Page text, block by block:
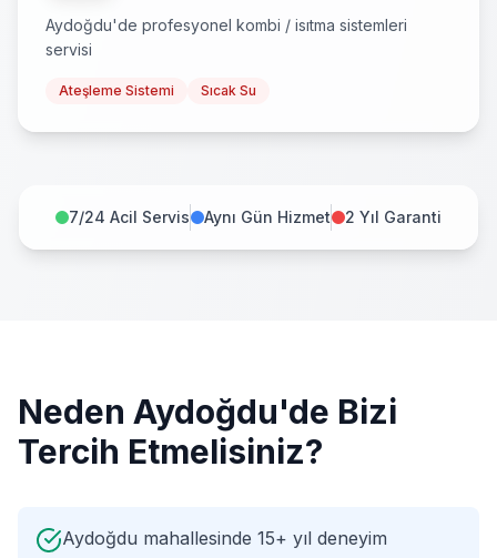
Aydoğdu'de profesyonel kombi / isıtma sistemleri
servisi
Ateşleme Sistemi Sıcak Su
7/24 Acil Servis Aynı Gün Hizmet 2 Yıl Garanti
Neden Aydoğdu'de Bizi
Tercih Etmelisiniz?
Aydoğdu mahallesinde 15+ yıl deneyim